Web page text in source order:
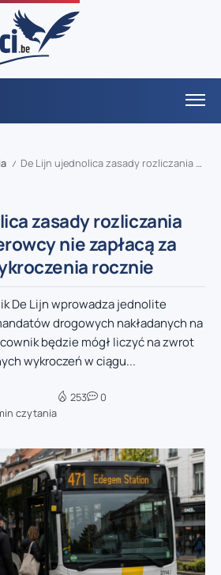
/ De Lijn ujednolica zasady rozliczania mandatów. Kierowcy nie zapłacą za trzy drobne wykroczenia rocznie
zasady rozliczania
nie zapłacą za
rocznie
De Lijn wprowadza jednolite
drogowych nakładanych na
będzie mógł liczyć na zwrot
wykroczeń w ciągu...
czytania
253 0